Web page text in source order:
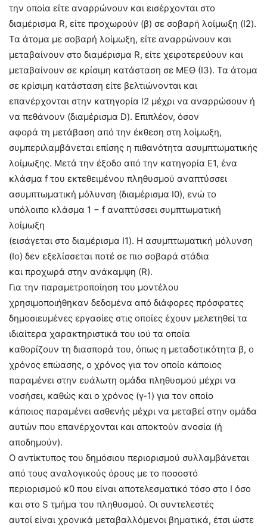
την οποία είτε αναρρώνουν και εισέρχονται στο
διαμέρισμα R, είτε προχωρούν (β) σε σοβαρή λοίμωξη (I2).
Τα άτομα με σοβαρή λοίμωξη, είτε αναρρώνουν και
μεταβαίνουν στο διαμέρισμα R, είτε χειροτερεύουν και
μεταβαίνουν σε κρίσιμη κατάσταση σε ΜΕΘ (I3). Τα άτομα
σε κρίσιμη κατάσταση είτε βελτιώνονται και
επανέρχονται στην κατηγορία I2 μέχρι να αναρρώσουν ή
να πεθάνουν (διαμέρισμα D). Επιπλέον, όσον
αφορά τη μετάβαση από την έκθεση στη λοίμωξη,
συμπεριλαμβάνεται επίσης η πιθανότητα ασυμπτωματικής
λοίμωξης. Μετά την έξοδο από την κατηγορία Ε1, ένα
κλάσμα f του εκτεθειμένου πληθυσμού αναπτύσσει
ασυμπτωματική μόλυνση (διαμέρισμα I0), ενώ το
υπόλοιπο κλάσμα 1 − f αναπτύσσει συμπτωματική
λοίμωξη
(εισάγεται στο διαμέρισμα I1). Η ασυμπτωματική μόλυνση
(Ιο) δεν εξελίσσεται ποτέ σε πιο σοβαρά στάδια
και προχωρά στην ανάκαμψη (R).
Για την παραμετροποίηση του μοντέλου
χρησιμοποιήθηκαν δεδομένα από διάφορες πρόσφατες
δημοσιευμένες εργασίες στις οποίες έχουν μελετηθεί τα
ιδιαίτερα χαρακτηριστικά του ιού τα οποία
καθορίζουν τη διασπορά του, όπως η μεταδοτικότητα β, ο
χρόνος επώασης, ο χρόνος για τον οποίο κάποιος
παραμένει στην ευάλωτη ομάδα πληθυσμού μέχρι να
νοσήσει, καθώς και ο χρόνος (γ-1) για τον οποίο
κάποιος παραμένει ασθενής μέχρι να μεταβεί στην ομάδα
αυτών που επανέρχονται και αποκτούν ανοσία (ή
αποδημούν).
Ο αντίκτυπος του δημόσιου περιορισμού συλλαμβάνεται
από τους αναλογικούς όρους με το ποσοστό
περιορισμού κ0 που είναι αποτελεσματικό τόσο στο Ι όσο
και στο S τμήμα του πληθυσμού. Οι συντελεστές
αυτοί είναι χρονικά μεταβαλλόμενοι βηματικά, έτσι ώστε